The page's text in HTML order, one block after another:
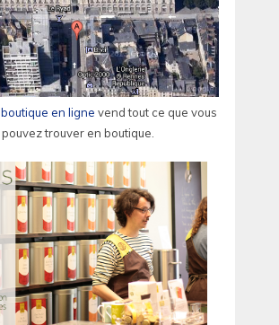
boutique en ligne vend tout ce que vous
pouvez trouver en boutique.